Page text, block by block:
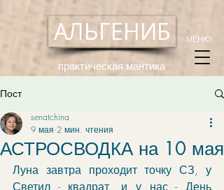
АЛЬГЕНИБ
практическая мантика
МЕНЮ:
Пост
АСТРОСВОДКА на 10 мая
senatchina
9 мая 2 мин. чтения
Луна завтра проходит точку СЗ, у
Светил - квадрат, и у нас - День